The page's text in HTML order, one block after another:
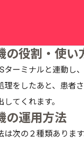
の役割・使い
ターミナルと連動し
理をしたあと、患者
てくれます。
の運用方法
次の２種類あります